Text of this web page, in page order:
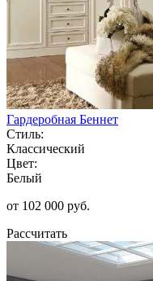
Гардеробная Беннет
Стиль:
Классический
Цвет:
Белый
от 102 000 руб.
Рассчитать